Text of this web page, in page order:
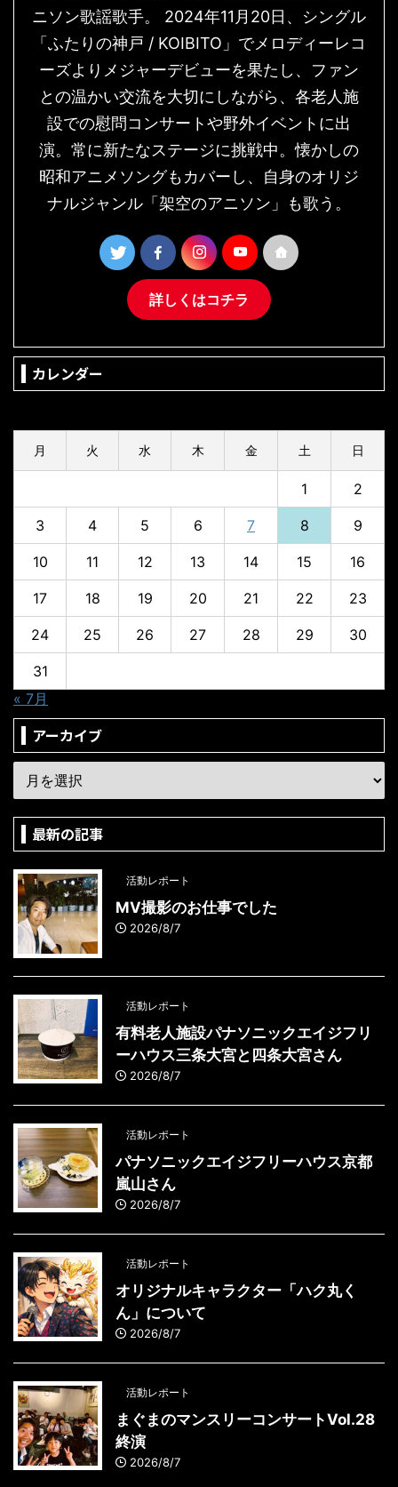
ニソン歌謡歌手。 2024年11月20日、シングル
「ふたりの神戸 / KOIBITO」でメロディーレコ
ーズよりメジャーデビューを果たし、ファン
との温かい交流を大切にしながら、各老人施
設での慰問コンサートや野外イベントに出
演。常に新たなステージに挑戦中。懐かしの
昭和アニメソングもカバーし、自身のオリジ
ナルジャンル「架空のアニソン」も歌う。
詳しくはコチラ
カレンダー
月 火 水 木 金 土 日
1 2
3 4 5 6 7 8 9
10 11 12 13 14 15 16
17 18 19 20 21 22 23
24 25 26 27 28 29 30
31
« 7月
アーカイブ
最新の記事
活動レポート
MV撮影のお仕事でした
2026/8/7
活動レポート
有料老人施設パナソニックエイジフリ
ーハウス三条大宮と四条大宮さん
2026/8/7
活動レポート
パナソニックエイジフリーハウス京都
嵐山さん
2026/8/7
活動レポート
オリジナルキャラクター「ハク丸く
ん」について
2026/8/7
活動レポート
まぐまのマンスリーコンサートVol.28
終演
2026/8/7